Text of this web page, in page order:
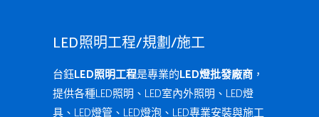
LED照明工程/規劃/施工
台鈺LED照明工程是專業的LED燈批發廠商 ，
提供各種LED照明、LED室內外照明、LED燈
具、LED燈管、LED燈泡、LED專業安裝與施工